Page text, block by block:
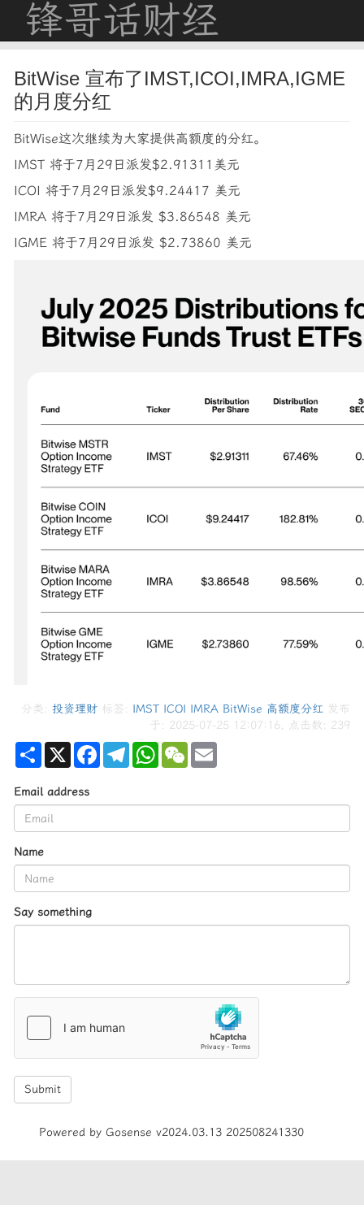
锋哥话财经
BitWise 宣布了IMST,ICOI,IMRA,IGME
的月度分红
BitWise这次继续为大家提供高额度的分红。
IMST 将于7月29日派发$2.91311美元
ICOI 将于7月29日派发$9.24417 美元
IMRA 将于7月29日派发 $3.86548 美元
IGME 将于7月29日派发 $2.73860 美元
分类: 投资理财 标签: IMST ICOI IMRA BitWise 高额度分红 发布
于: 2025-07-25 12:07:16, 点击数: 239
Share X FacebookTelegramWhatsApp
WeChat
Email address
Name
Say something
Submit
Powered by Gosense v2024.03.13 202508241330